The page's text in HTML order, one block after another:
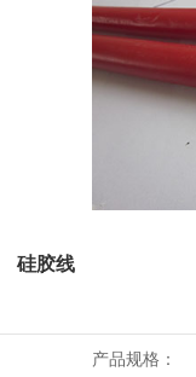
硅胶线
产品规格：